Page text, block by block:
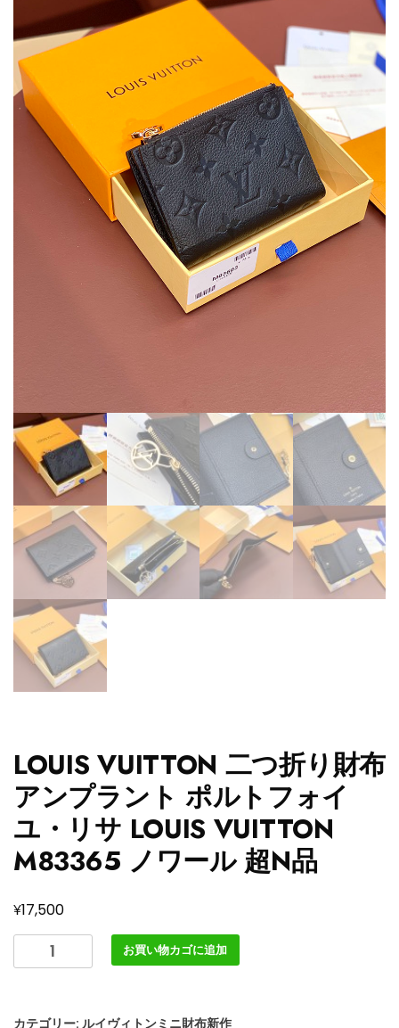
LOUIS VUITTON 二つ折り財布
アンプラント ポルトフォイ
ユ・リサ LOUIS VUITTON
M83365 ノワール 超N品
¥17,500
LOUIS
VUITTON
お買い物カゴに追加
カテゴリー: ルイヴィトンミニ財布新作